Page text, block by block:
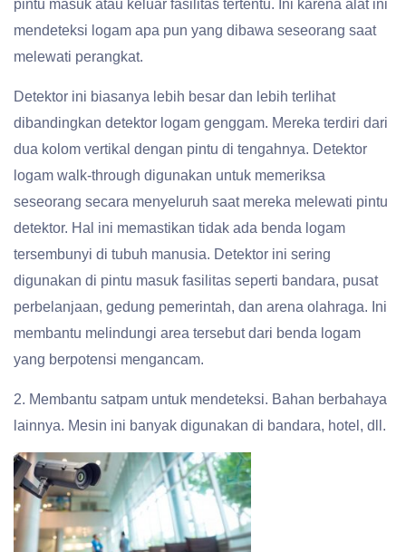
pintu masuk atau keluar fasilitas tertentu. Ini karena alat ini
mendeteksi logam apa pun yang dibawa seseorang saat
melewati perangkat.
Detektor ini biasanya lebih besar dan lebih terlihat
dibandingkan detektor logam genggam. Mereka terdiri dari
dua kolom vertikal dengan pintu di tengahnya. Detektor
logam walk-through digunakan untuk memeriksa
seseorang secara menyeluruh saat mereka melewati pintu
detektor. Hal ini memastikan tidak ada benda logam
tersembunyi di tubuh manusia. Detektor ini sering
digunakan di pintu masuk fasilitas seperti bandara, pusat
perbelanjaan, gedung pemerintah, dan arena olahraga. Ini
membantu melindungi area tersebut dari benda logam
yang berpotensi mengancam.
2. Membantu satpam untuk mendeteksi. Bahan berbahaya
lainnya. Mesin ini banyak digunakan di bandara, hotel, dll.